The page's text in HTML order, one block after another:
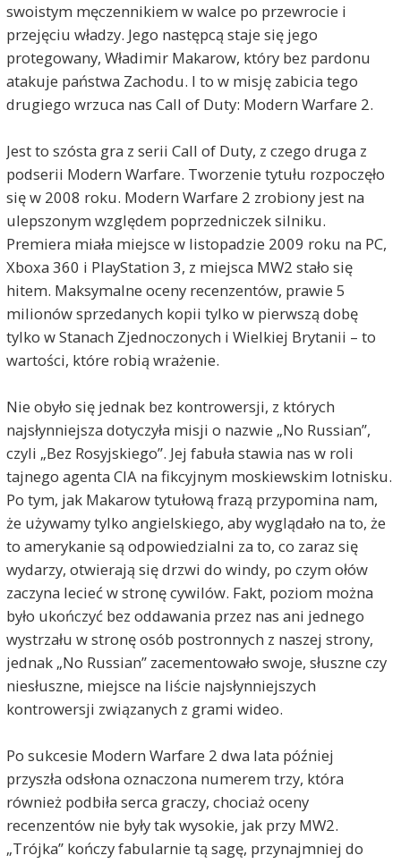
swoistym męczennikiem w walce po przewrocie i
przejęciu władzy. Jego następcą staje się jego
protegowany, Władimir Makarow, który bez pardonu
atakuje państwa Zachodu. I to w misję zabicia tego
drugiego wrzuca nas Call of Duty: Modern Warfare 2.
Jest to szósta gra z serii Call of Duty, z czego druga z
podserii Modern Warfare. Tworzenie tytułu rozpoczęło
się w 2008 roku. Modern Warfare 2 zrobiony jest na
ulepszonym względem poprzedniczek silniku.
Premiera miała miejsce w listopadzie 2009 roku na PC,
Xboxa 360 i PlayStation 3, z miejsca MW2 stało się
hitem. Maksymalne oceny recenzentów, prawie 5
milionów sprzedanych kopii tylko w pierwszą dobę
tylko w Stanach Zjednoczonych i Wielkiej Brytanii – to
wartości, które robią wrażenie.
Nie obyło się jednak bez kontrowersji, z których
najsłynniejsza dotyczyła misji o nazwie „No Russian”,
czyli „Bez Rosyjskiego”. Jej fabuła stawia nas w roli
tajnego agenta CIA na fikcyjnym moskiewskim lotnisku.
Po tym, jak Makarow tytułową frazą przypomina nam,
że używamy tylko angielskiego, aby wyglądało na to, że
to amerykanie są odpowiedzialni za to, co zaraz się
wydarzy, otwierają się drzwi do windy, po czym ołów
zaczyna lecieć w stronę cywilów. Fakt, poziom można
było ukończyć bez oddawania przez nas ani jednego
wystrzału w stronę osób postronnych z naszej strony,
jednak „No Russian” zacementowało swoje, słuszne czy
niesłuszne, miejsce na liście najsłynniejszych
kontrowersji związanych z grami wideo.
Po sukcesie Modern Warfare 2 dwa lata później
przyszła odsłona oznaczona numerem trzy, która
również podbiła serca graczy, chociaż oceny
recenzentów nie były tak wysokie, jak przy MW2.
„Trójka” kończy fabularnie tą sagę, przynajmniej do